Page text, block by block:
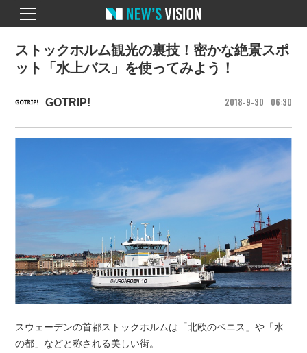
GOTRIP! 2018 9 30 06 30
ストックホルム観光の裏技！密かな絶景スポ
ット「水上バス」を使ってみよう！
スウェーデンの首都ストックホルムは「北欧のベニス」や「水
の都」などと称される美しい街。